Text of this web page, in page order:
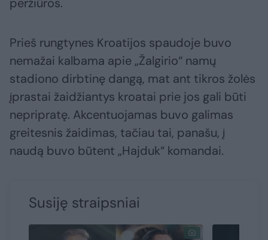
Prieš rungtynes Kroatijos spaudoje buvo
nemažai kalbama apie „Žalgirio“ namų
stadiono dirbtinę dangą, mat ant tikros žolės
įprastai žaidžiantys kroatai prie jos gali būti
nepripratę. Akcentuojamas buvo galimas
greitesnis žaidimas, tačiau tai, panašu, į
naudą buvo būtent „Hajduk“ komandai.
Susiję straipsniai